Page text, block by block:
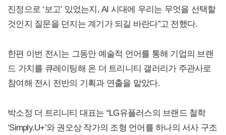
진정으로 ‘보고’ 있었는지, AI 시대에 우리는 무엇을 선택할
것인지 질문을 던지는 계기가 되길 바란다”고 전했다.
한편 이번 전시는 그동안 예술적 언어를 통해 기업의 브랜
드 가치를 큐레이팅해 온 더 트리니티 갤러리가 주관사로
참여해 전시 전반의 기획과 연출을 맡았다.
박소정 더 트리니티 대표는 “LG유플러스의 브랜드 철학
‘Simply.U+’와 권오상 작가의 조형 언어를 하나의 서사 구조